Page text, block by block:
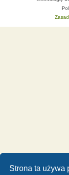
Strona ta używa